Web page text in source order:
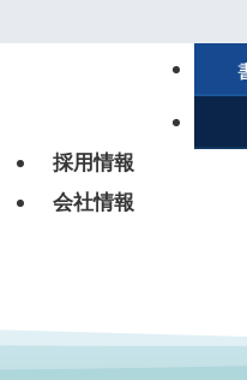
採用情報
会社情報